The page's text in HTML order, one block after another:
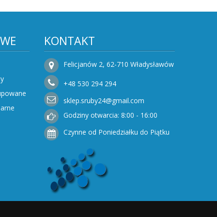
KONTAKT
Felicjanów 2, 62-710 Władysławów
+48 530 294 294
sklep.sruby24@gmail.com
Godziny otwarcia: 8:00 - 16:00
Czynne od Poniedziałku do Piątku